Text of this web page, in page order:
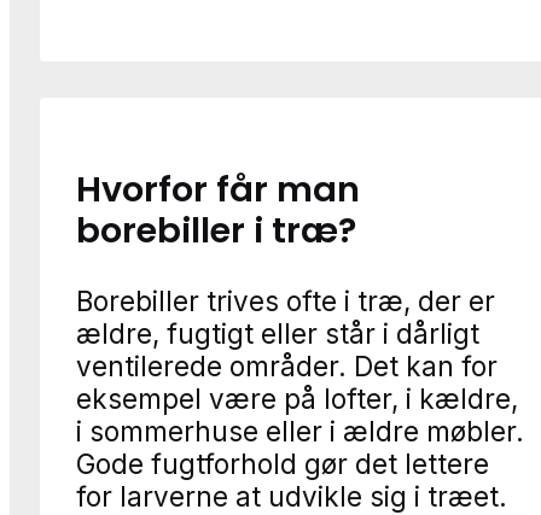
Hvorfor får man
borebiller i træ?
Borebiller trives ofte i træ, der er
ældre, fugtigt eller står i dårligt
ventilerede områder. Det kan for
eksempel være på lofter, i kældre,
i sommerhuse eller i ældre møbler.
Gode fugtforhold gør det lettere
for larverne at udvikle sig i træet.